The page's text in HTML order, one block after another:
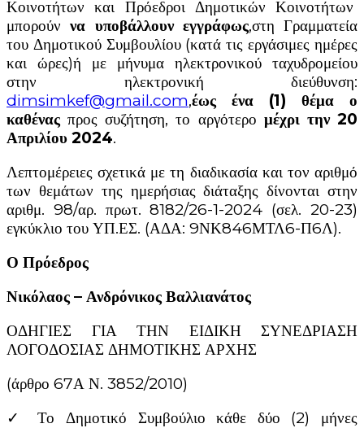
Κοινοτήτων και Πρόεδροι Δημοτικών Κοινοτήτων
μπορούννα υποβάλλουν εγγράφως,στη Γραμματεία
του Δημοτικού Συμβουλίου (κατά τις εργάσιμες ημέρες
και ώρες)ή με μήνυμα ηλεκτρονικού ταχυδρομείου
στην ηλεκτρονική διεύθυνση:
dimsimkef@gmail.com,έως ένα (1) θέμα ο
καθένας προς συζήτηση, το αργότερο μέχρι την 20
Απριλίου 2024.
Λεπτομέρειες σχετικά με τη διαδικασία και τον αριθμό
των θεμάτων της ημερήσιας διάταξης δίνονται στην
αριθμ. 98/αρ. πρωτ. 8182/26-1-2024 (σελ. 20-23)
εγκύκλιο του ΥΠ.ΕΣ. (ΑΔΑ: 9ΝΚ846ΜΤΛ6-Π6Λ).
Ο Πρόεδρος
Νικόλαος – Ανδρόνικος Βαλλιανάτος
ΟΔΗΓΙΕΣ ΓΙΑ ΤΗΝ ΕΙΔΙΚΗ ΣΥΝΕΔΡΙΑΣΗ
ΛΟΓΟΔΟΣΙΑΣ ΔΗΜΟΤΙΚΗΣ ΑΡΧΗΣ
(άρθρο 67Α Ν. 3852/2010)
✓ Το Δημοτικό Συμβούλιο κάθε δύο (2) μήνες